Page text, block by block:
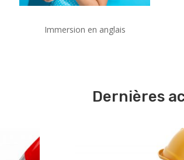
Immersion en anglais
Dernières